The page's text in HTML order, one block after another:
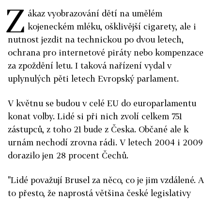
Z ákaz vyobrazování dětí na umělém
kojeneckém mléku, ošklivější cigarety, ale i
nutnost jezdit na technickou po dvou letech,
ochrana pro internetové piráty nebo kompenzace
za zpoždění letu. I taková nařízení vydal v
uplynulých pěti letech Evropský parlament.
V květnu se budou v celé EU do europarlamentu
konat volby. Lidé si při nich zvolí celkem 751
zástupců, z toho 21 bude z Česka. Občané ale k
urnám nechodí zrovna rádi. V letech 2004 i 2009
dorazilo jen 28 procent Čechů.
"Lidé považují Brusel za něco, co je jim vzdálené. A
to přesto, že naprostá většina české legislativy